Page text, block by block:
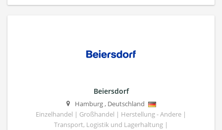
Beiersdorf
Hamburg, Deutschland
Einzelhandel | Großhandel | Herstellung - Andere |
Transport, Logistik und Lagerhaltung |